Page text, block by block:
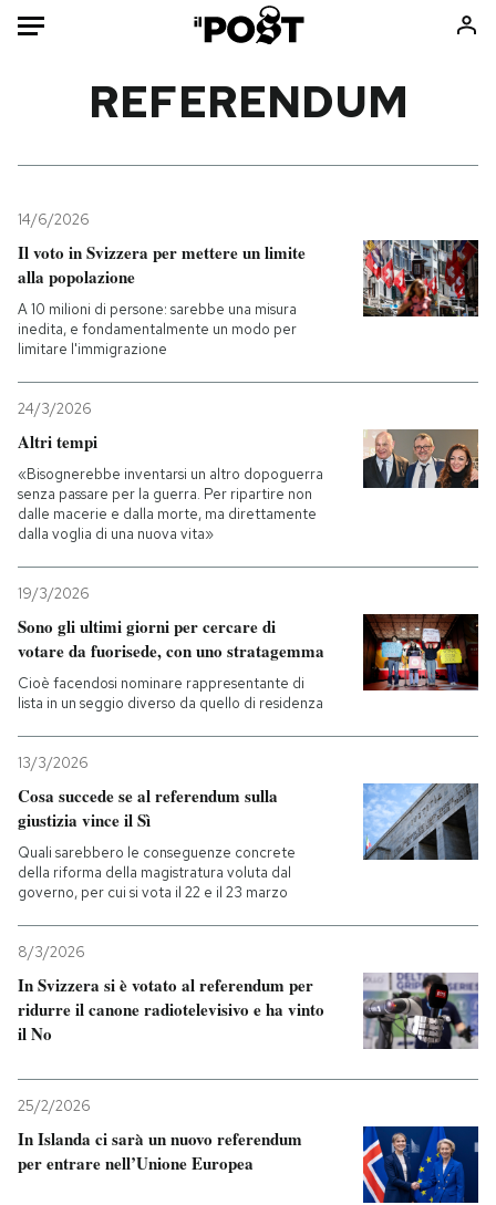
Mondo
Politica
Tecnologia
Internet
Scienza
Economia
Sport
Consumismi
Ok Boomer!
Mondiali calcio 2026
PODCAST
I MIEI PREFERITI
SHOP
CALENDARIO
AREA PERSONALE
Entra
REFERENDUM
14/6/2026
Il voto in Svizzera per mettere un limite
alla popolazione
A 10 milioni di persone: sarebbe una misura
inedita, e fondamentalmente un modo per
limitare l'immigrazione
24/3/2026
Altri tempi
«Bisognerebbe inventarsi un altro dopoguerra
senza passare per la guerra. Per ripartire non
dalle macerie e dalla morte, ma direttamente
dalla voglia di una nuova vita»
19/3/2026
Sono gli ultimi giorni per cercare di
votare da fuorisede, con uno stratagemma
Cioè facendosi nominare rappresentante di
lista in un seggio diverso da quello di residenza
13/3/2026
Cosa succede se al referendum sulla
giustizia vince il Sì
Quali sarebbero le conseguenze concrete
della riforma della magistratura voluta dal
governo, per cui si vota il 22 e il 23 marzo
8/3/2026
In Svizzera si è votato al referendum per
ridurre il canone radiotelevisivo e ha vinto
il No
25/2/2026
In Islanda ci sarà un nuovo referendum
per entrare nell’Unione Europea